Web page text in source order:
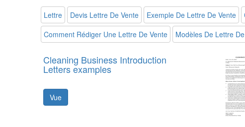
Lettre Devis Lettre De Vente Exemple De Lettre De Vente
Comment Rédiger Une Lettre De Vente
Modèles De Lettre
Cleaning Business Introduction
Letters examples
Vue